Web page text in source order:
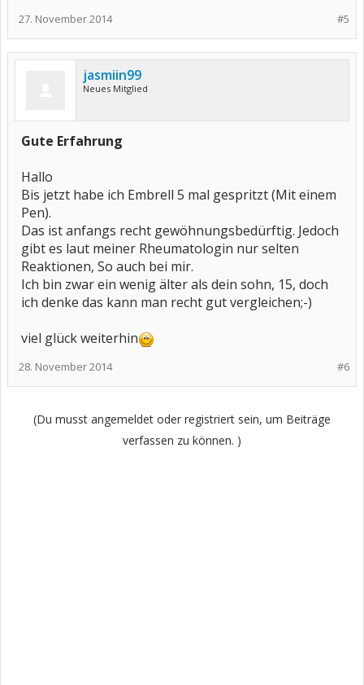
#5
27. November 2014
jasmiin99
Neues Mitglied
Gute Erfahrung
Hallo
Bis jetzt habe ich Embrell 5 mal gespritzt (Mit einem
Pen).
Das ist anfangs recht gewöhnungsbedürftig. Jedoch
gibt es laut meiner Rheumatologin nur selten
Reaktionen, So auch bei mir.
Ich bin zwar ein wenig älter als dein sohn, 15, doch
ich denke das kann man recht gut vergleichen;-)
viel glück weiterhin
#6
28. November 2014
(Du musst angemeldet oder registriert sein, um Beiträge
verfassen zu können. )